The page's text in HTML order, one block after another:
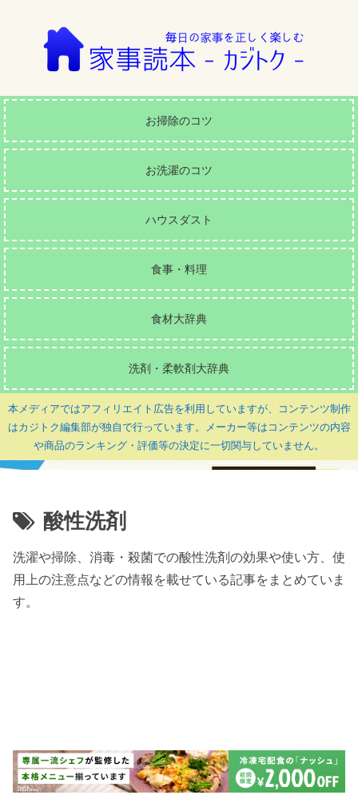
お掃除のコツ
お洗濯のコツ
ハウスダスト
食事・料理
食材大辞典
洗剤・柔軟剤大辞典
本メディアではアフィリエイト広告を利用していますが、コンテンツ制作
はカジトク編集部が独自で行っています。メーカー等はコンテンツの内容
や商品のランキング・評価等の決定に一切関与していません。
酸性洗剤
洗濯や掃除、消毒・殺菌での酸性洗剤の効果や使い方、使
用上の注意点などの情報を載せている記事をまとめていま
す。